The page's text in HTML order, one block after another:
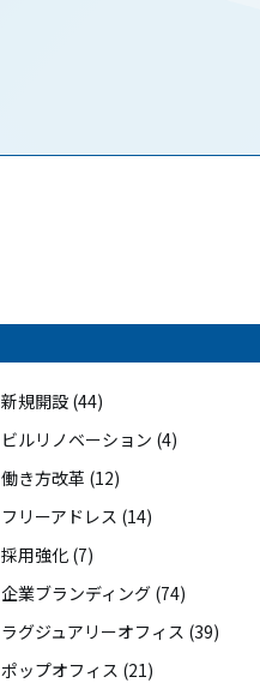
新規開設 (44)
ビルリノベーション (4)
働き方改革 (12)
フリーアドレス (14)
採用強化 (7)
企業ブランディング (74)
ラグジュアリーオフィス (39)
ポップオフィス (21)